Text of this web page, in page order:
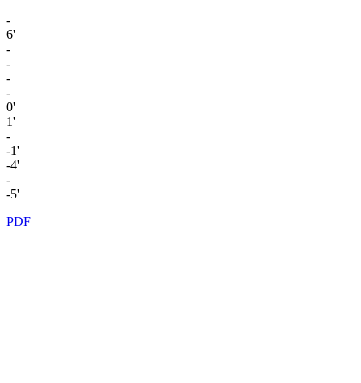
-
6'
-
-
-
-
0'
1'
-
-1'
-4'
-
-5'
PDF